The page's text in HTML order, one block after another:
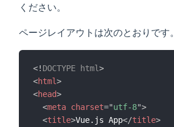
ください。
ページレイアウトは次のとおりです。
<! DOCTYPE html>
<html>
<head>
<meta charset="utf-8">
<title>Vue.js App</title>